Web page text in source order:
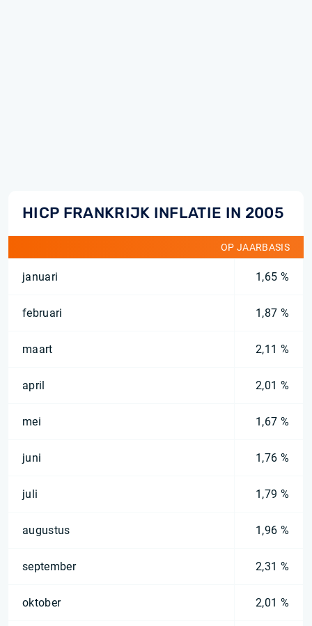
HICP FRANKRIJK INFLATIE IN 2005
OP JAARBASIS
januari 1,65 %
februari 1,87 %
maart 2,11 %
april 2,01 %
mei 1,67 %
juni 1,76 %
juli 1,79 %
augustus 1,96 %
september 2,31 %
oktober 2,01 %